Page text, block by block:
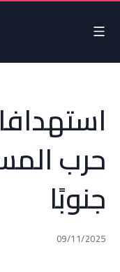
حرب
جنوبًا
09/11/2025